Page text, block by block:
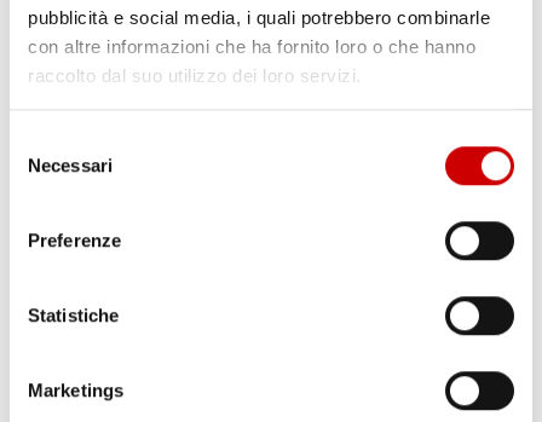
pubblicità e social media, i quali potrebbero combinarle
con altre informazioni che ha fornito loro o che hanno
raccolto dal suo utilizzo dei loro servizi.
delNecessari
Preferenze
Statistiche
Marketings
Leggi l'articolo
MINISTRO PIANTEDOSI A POZZUOLI